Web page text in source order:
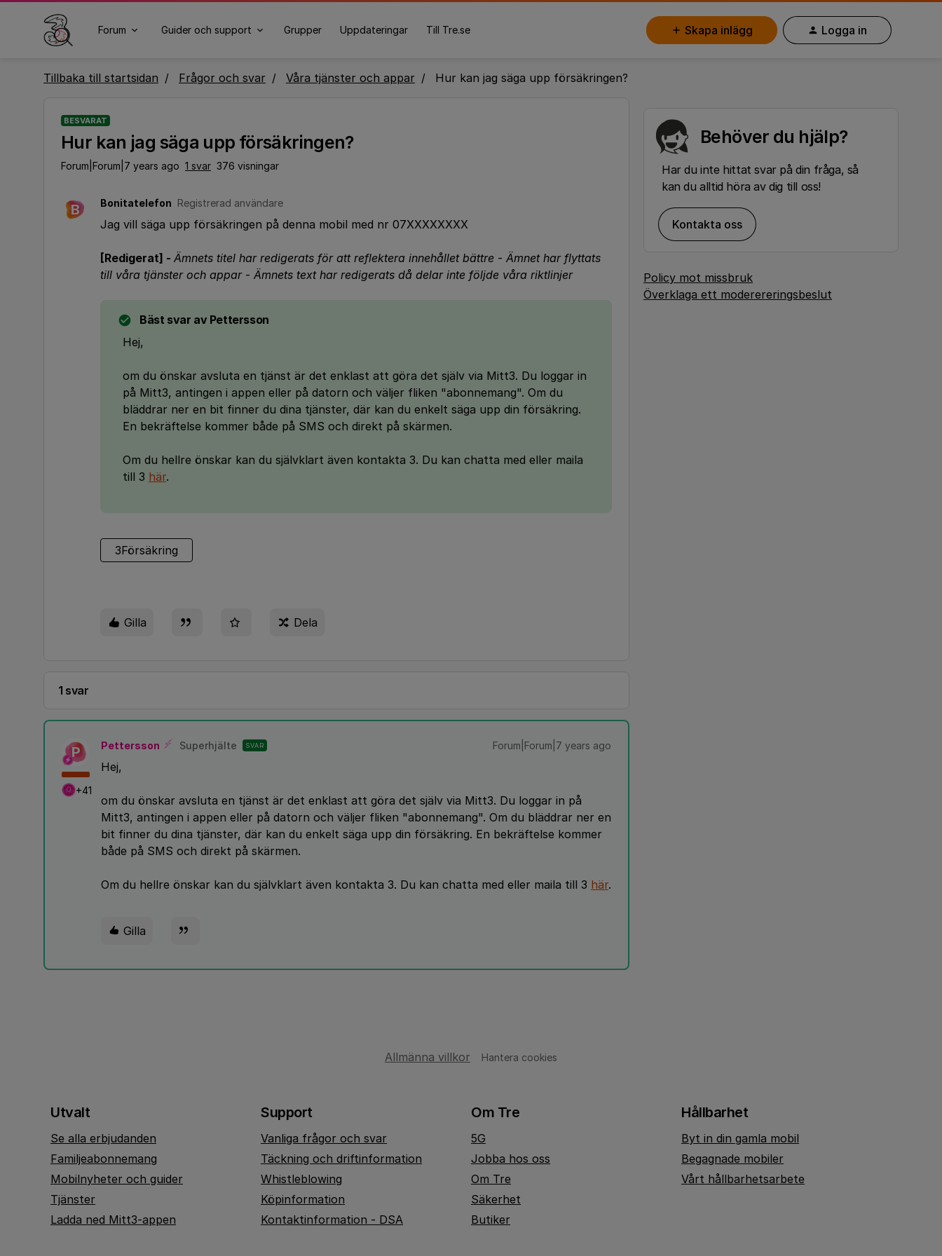
Forum Guider och support Grupper Uppdateringar Till Tre.se Skapa inlägg Logga in
Tillbaka till startsidan Frågor och svar Våra tjänster och appar Hur kan jag säga upp försäkringen?
BESVARAT
Hur kan jag säga upp försäkringen?
Forum|Forum|7 years ago 1 svar 376 visningar
B Bonitatelefon Registrerad användare
Jag vill säga upp försäkringen på denna mobil med nr 07XXXXXXXX
[Redigerat] - Ämnets titel har redigerats för att reflektera innehållet bättre - Ämnet har flyttats
till våra tjänster och appar- Ämnets text har redigerats då delar inte följde våra riktlinjer
Bäst svar av Pettersson
Hej,
om du önskar avsluta en tjänst är det enklast att göra det själv via Mitt3. Du loggar in
på Mitt3, antingen i appen eller på datorn och väljer fliken "abonnemang". Om du
bläddrar ner en bit finner du dina tjänster, där kan du enkelt säga upp din försäkring.
En bekräftelse kommer både på SMS och direkt på skärmen.
Om du hellre önskar kan du självklart även kontakta 3. Du kan chatta med eller maila
till 3 här.
3Försäkring
Gilla Dela
1 svar
P
+41
Pettersson Superhjälte SVAR Forum|Forum|7 years ago
Hej,
om du önskar avsluta en tjänst är det enklast att göra det själv via Mitt3. Du loggar in på
Mitt3, antingen i appen eller på datorn och väljer fliken "abonnemang". Om du bläddrar ner en
bit finner du dina tjänster, där kan du enkelt säga upp din försäkring. En bekräftelse kommer
både på SMS och direkt på skärmen.
Om du hellre önskar kan du självklart även kontakta 3. Du kan chatta med eller maila till 3 här.
Gilla
Behöver du hjälp?
Har du inte hittat svar på din fråga, så
kan du alltid höra av dig till oss!
Kontakta oss
Policy mot missbruk
Överklaga ett moderereringsbeslut
Allmänna villkor Hantera cookies
Utvalt
Se alla erbjudanden
Familjeabonnemang
Mobilnyheter och guider
Tjänster
Ladda ned Mitt3-appen
Support
Vanliga frågor och svar
Täckning och driftinformation
Whistleblowing
Köpinformation
Kontaktinformation - DSA
Om Tre
5G
Jobba hos oss
Om Tre
Säkerhet
Butiker
Hållbarhet
Byt in din gamla mobil
Begagnade mobiler
Vårt hållbarhetsarbete